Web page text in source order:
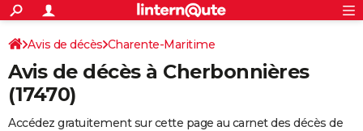
ACTUALITÉS
Politique
Société
Faits Divers
Education
Monde
Villes
+
SPORT
Coupe du monde 2026
Football
Tennis
Cyclisme
Rugby
Forum
FINANCE
S'inscrire
Connexion
Avis de décès Charente-Maritime
Avis de décès à Cherbonnières
(17470)
Accédez gratuitement sur cette page au carnet des décès de